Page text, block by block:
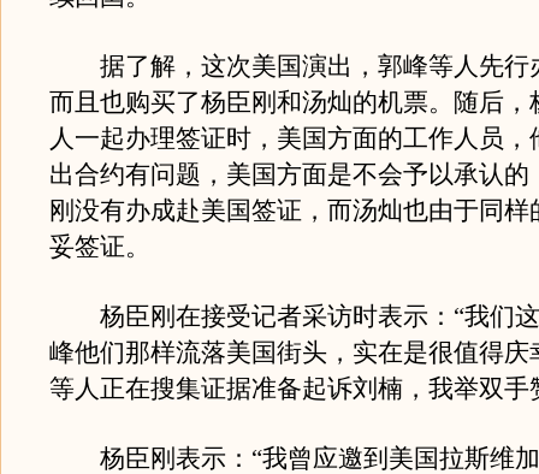
据了解，这次美国演出，郭峰等人先行
而且也购买了杨臣刚和汤灿的机票。随后，
人一起办理签证时，美国方面的工作人员，
出合约有问题，美国方面是不会予以承认的
刚没有办成赴美国签证，而汤灿也由于同样
妥签证。
杨臣刚在接受记者采访时表示：“我们
峰他们那样流落美国街头，实在是很值得庆
等人正在搜集证据准备起诉刘楠，我举双手
杨臣刚表示：“我曾应邀到美国拉斯维